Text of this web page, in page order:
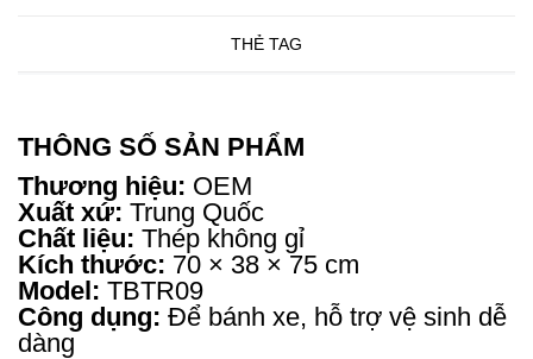
THẺ TAG
THÔNG SỐ SẢN PHẨM
Thương hiệu: OEM
Xuất xứ: Trung Quốc
Chất liệu: Thép không gỉ
Kích thước: 70 × 38 × 75 cm
Model: TBTR09
Công dụng: Để bánh xe, hỗ trợ vệ sinh dễ
dàng